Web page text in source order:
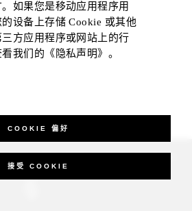
1997-2026. All Rights Reserved.
如果您是移动应用程序用
设备上存储 Cookie 或其他
方应用程序或网站上的行
我们的《隐私声明》。
COOKIE 偏好
接受 COOKIE